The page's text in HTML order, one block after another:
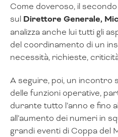
Come doveroso, il
sul Direttore Generale,
analizza anche lui tutti gli
del coordinamento di un
necessità, richieste,
A seguire, poi, un incontro
delle funzioni operative,
durante tutto l’anno e fino
all’aumento dei numeri in
grandi eventi di Coppa del